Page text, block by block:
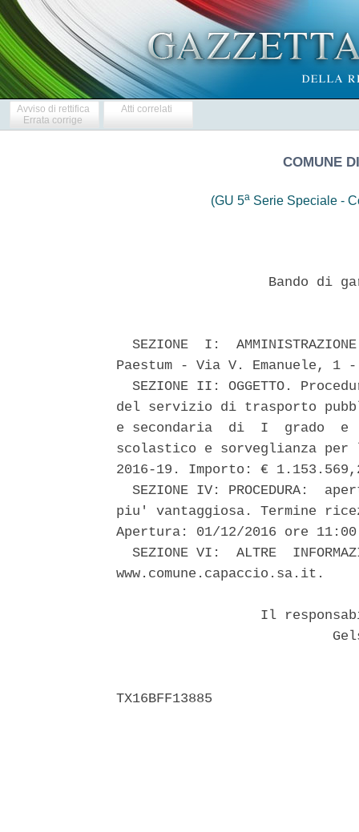
Avviso di rettifica
Errata corrige
Atti correlati
COMUNE
(GU 5a Serie Speciale -
Bando di
SEZIONE  I:
Paestum - Via V. Emanuele, 1
SEZIONE II: OGGETTO.
del servizio di trasporto
e secondaria  di  I  grado
scolastico e sorveglianza
2016-19. Importo: €
SEZIONE IV: PROCEDURA:
piu' vantaggiosa. Termine
Apertura: 01/12/2016 ore
SEZIONE VI:  ALTRE
www.comune.capaccio.sa.it.
Il